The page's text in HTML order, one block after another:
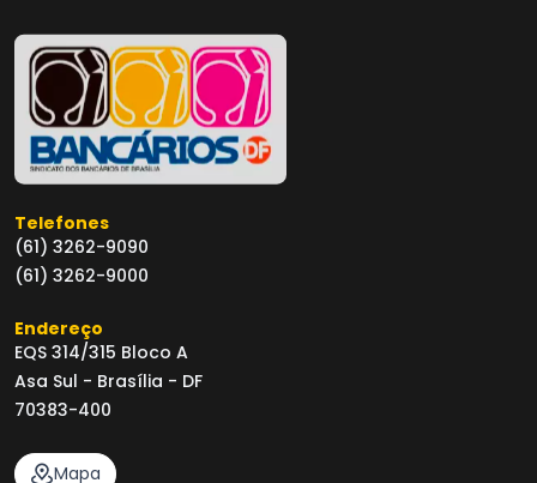
Telefones
(61) 3262-9090
(61) 3262-9000
Endereço
EQS 314/315 Bloco A
Asa Sul - Brasília - DF
70383-400
Mapa